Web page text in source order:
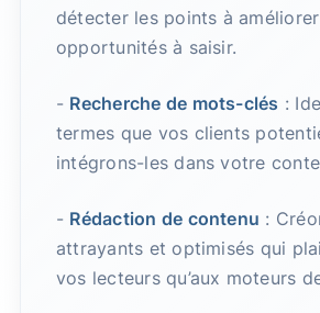
détecter les points à
opportunités à saisir.
- Recherche de mots-clés :
termes que vos clients
intégrons-les dans votre
- Rédaction de contenu :
attrayants et optimisés qui
vos lecteurs qu’aux moteurs